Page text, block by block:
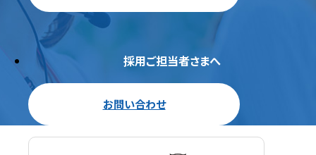
採用ご担当者さまへ
お問い合わせ